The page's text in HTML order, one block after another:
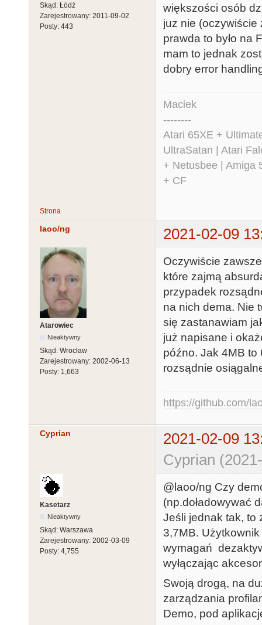
Skąd: Łódź
Zarejestrowany: 2011-09-02
Posty: 443
większości osób
juz nie (oczywiście
prawda to było na
mam to jednak
dobry error
Maciek
--------
Atari 65XE +
UltraSatan | Atari
+ Netusbee | Amiga
+ CF
Strona
laoo/ng 2021-02-09
Atarowiec
Nieaktywny
Skąd: Wrocław
Zarejestrowany: 2002-06-13
Posty: 1,663
Oczywiście
które zajmą
przypadek
na nich dema. Nie
się zastanawiam
już napisane i
późno. Jak 4MB to
rozsądnie
https://github.com/
Cyprian
2021-02-09
Cyprian
Kasetarz
Nieaktywny
Skąd: Warszawa
Zarejestrowany: 2002-03-09
Posty: 4,755
@laoo/ng Czy
(np.doładowywać
Jeśli jednak tak, to
3,7MB.
wymagań
wyłączając
Swoją drogą, na
zarządzania
Demo, pod